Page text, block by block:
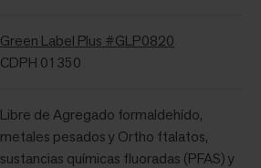
Green Label Plus #GLP0820
CDPH 01350
Libre de Agregado formaldehído,
metales pesados ​​y Ortho ftalatos,
sustancias químicas fluoradas (PFAS) y